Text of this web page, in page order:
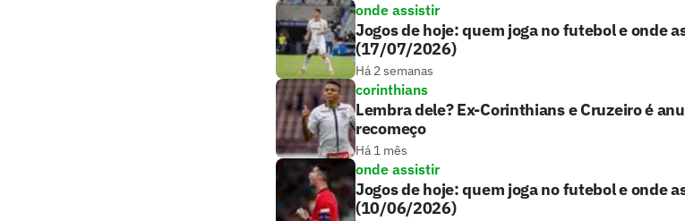
onde assistir
Jogos de hoje: quem joga no futebol e onde
(17/07/2026)
Há 2 semanas
corinthians
Lembra dele? Ex-Corinthians e Cruzeiro é
recomeço
Há 1 mês
onde assistir
Jogos de hoje: quem joga no futebol e onde
(10/06/2026)